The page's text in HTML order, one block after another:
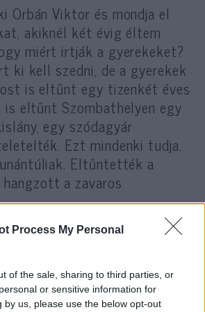
Process My Personal
of the sale, sharing to third parties, or
or sensitive information for
by us, please use the below opt-out
Orbán Viktor és mondja el
akiknél két évig éltem
miért irtják a gyerekeket?
ki kell szedni, de a gyerekek
is eltűnt egy tizenkét éves
eltűnt Szombathelyen egy
egy szódagyár
Ezt mindenki tudja,
Eltűntették a
a zavaros
szerint a zsidóság nem